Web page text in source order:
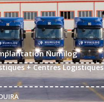
Numilog
+ Centres Logistiques